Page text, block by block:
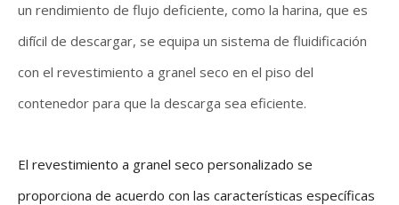
un rendimiento de flujo deficiente, como la harina, que es
difícil de descargar, se equipa un sistema de fluidificación
con el revestimiento a granel seco en el piso del
contenedor para que la descarga sea eficiente.
El revestimiento a granel seco personalizado se
proporciona de acuerdo con las características específicas